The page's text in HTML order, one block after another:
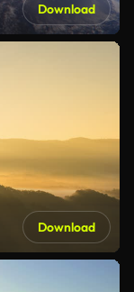
Download
Download